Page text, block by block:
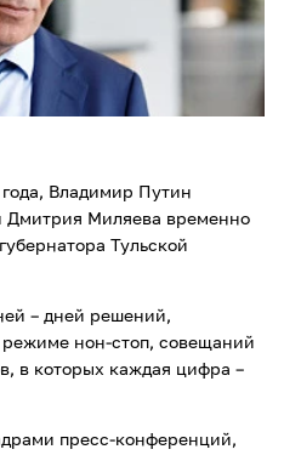
Владимир Путин
Дмитрия Миляева временно
Тульской
– дней решений,
нон-стоп, совещаний
в которых каждая цифра –
пресс-конференций,